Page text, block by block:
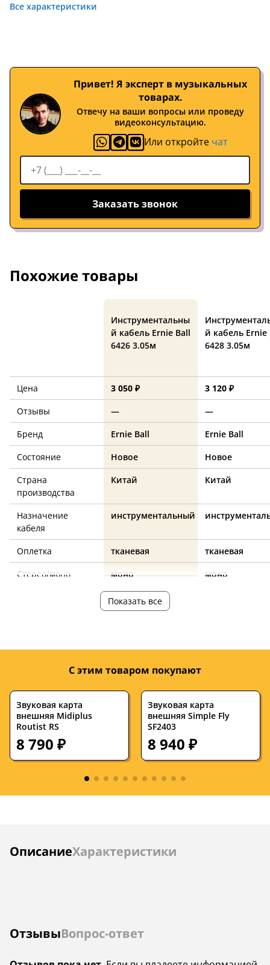
Все характеристики
Привет! Я эксперт в музыкальных
товарах.
Отвечу на ваши вопросы или проведу
видеоконсультацию.
Или откройте чат
Заказать звонок
Похожие товары
Инструментальны
й кабель Ernie Ball
6426 3.05м
й кабель Ernie
6428 3.05м
Цена 3 050 ₽
3 120 ₽
Отзывы
—
—
Бренд
Ernie Ball
Ernie Ball
Состояние
Новое
Новое
Страна
производства
Китай Китай
Назначение
кабеля
инструментальный
Оплетка тканевая
тканевая
Стерео/моно
моно моно
jack 6.3 (M) – jack
6.3 (M)
бежевый
Показать все
С этим товаром покупают
Звуковая карта
внешняя Midiplus
Routist RS
8 790 ₽
Звуковая карта
внешняя Simple Fly
SF2403
8 940 ₽
ОписаниеХарактеристики
Инструкции
ОтзывыВопрос-ответ